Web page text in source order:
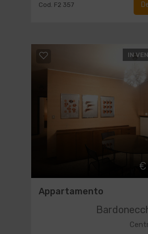
Cod. F2 357
IN
€
Appartamento